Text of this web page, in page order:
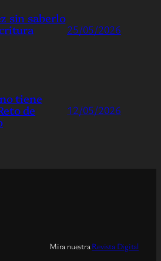
sin saberlo
25/05/2026
tiene
de 12/05/2026
Mira nuestraRevista Digital